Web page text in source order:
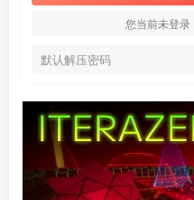
您当前未登
默认解压密码